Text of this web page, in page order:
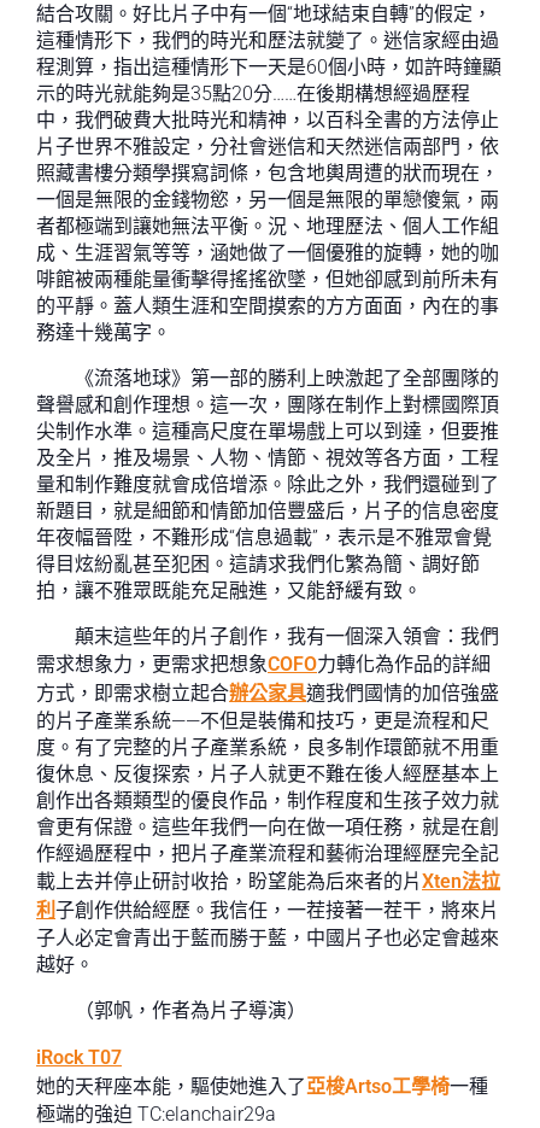
結合攻關。好比片子中有一個“地球結束自轉”的假定，
這種情形下，我們的時光和歷法就變了。迷信家經由過
程測算，指出這種情形下一天是60個小時，如許時鐘顯
示的時光就能夠是35點20分……在後期構想經過歷程
中，我們破費大批時光和精神，以百科全書的方法停止
片子世界不雅設定，分社會迷信和天然迷信兩部門，依
照藏書樓分類學撰寫詞條，包含地輿周遭的狀而現在，
一個是無限的金錢物慾，另一個是無限的單戀傻氣，兩
者都極端到讓她無法平衡。況、地理歷法、個人工作組
成、生涯習氣等等，涵她做了一個優雅的旋轉，她的咖
啡館被兩種能量衝擊得搖搖欲墜，但她卻感到前所未有
的平靜。蓋人類生涯和空間摸索的方方面面，內在的事
務達十幾萬字。
《流落地球》第一部的勝利上映激起了全部團隊的
聲譽感和創作理想。這一次，團隊在制作上對標國際頂
尖制作水準。這種高尺度在單場戲上可以到達，但要推
及全片，推及場景、人物、情節、視效等各方面，工程
量和制作難度就會成倍增添。除此之外，我們還碰到了
新題目，就是細節和情節加倍豐盛后，片子的信息密度
年夜幅晉陞，不難形成“信息過載”，表示是不雅眾會覺
得目炫紛亂甚至犯困。這請求我們化繁為簡、調好節
拍，讓不雅眾既能充足融進，又能舒緩有致。
顛末這些年的片子創作，我有一個深入領會：我們
需求想象力，更需求把想象COFO力轉化為作品的詳細
方式，即需求樹立起合辦公家具適我們國情的加倍強盛
的片子產業系統——不但是裝備和技巧，更是流程和尺
度。有了完整的片子產業系統，良多制作環節就不用重
復休息、反復探索，片子人就更不難在後人經歷基本上
創作出各類類型的優良作品，制作程度和生孩子效力就
會更有保證。這些年我們一向在做一項任務，就是在創
作經過歷程中，把片子產業流程和藝術治理經歷完全記
載上去并停止研討收拾，盼望能為后來者的片Xten法拉
利 子創作供給經歷。我信任，一茬接著一茬干，將來片
子人必定會青出于藍而勝于藍，中國片子也必定會越來
越好。
（郭帆， 作者為片子導演）
iRock T07
她的天秤座本能，驅使她進入了亞梭Artso工學椅一種
極端的強迫 TC:elanchair29a